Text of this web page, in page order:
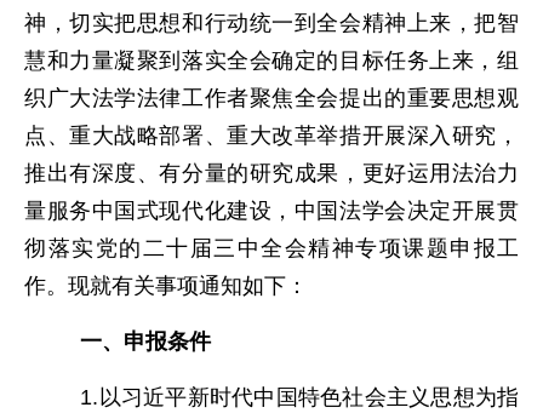
神，切实把思想和行动统一到全会精神上来，把智
慧和力量凝聚到落实全会确定的目标任务上来，组
织广大法学法律工作者聚焦全会提出的重要思想观
点、重大战略部署、重大改革举措开展深入研究，
推出有深度、有分量的研究成果，更好运用法治力
量服务中国式现代化建设，中国法学会决定开展贯
彻落实党的二十届三中全会精神专项课题申报工
作。现就有关事项通知如下：
一、申报条件
1.以习近平新时代中国特色社会主义思想为指